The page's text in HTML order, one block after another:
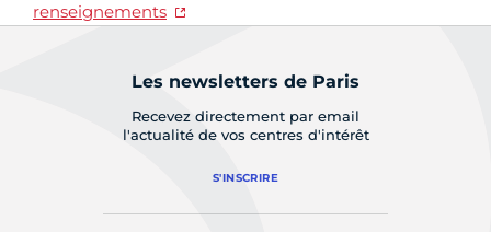
renseignements
Les newsletters de Paris
Recevez directement par email
l'actualité de vos centres d'intérêt
S'INSCRIRE